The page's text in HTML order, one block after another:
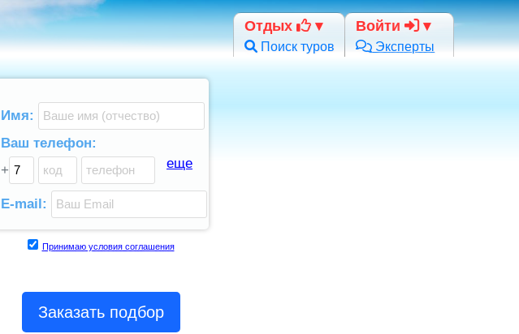
Отдых
Поиск туров
Войти
Эксперты
Имя:
Ваш телефон:
+
еще
E-mail:
Принимаю условия соглашения
Заказать подбор